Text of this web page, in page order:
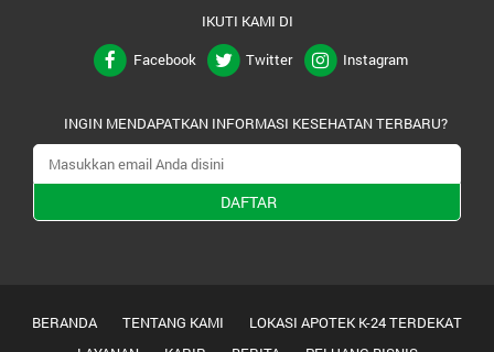
IKUTI KAMI DI
Facebook
Twitter Instagram
INGIN MENDAPATKAN INFORMASI KESEHATAN TERBARU?
DAFTAR
BERANDA TENTANG KAMI
LOKASI APOTEK K-24 TERDEKAT